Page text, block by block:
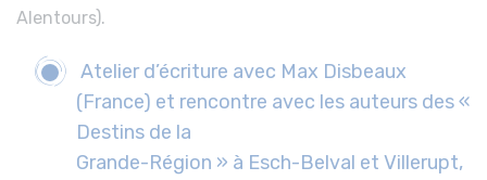
Alentours).
Atelier d’écriture avec Max Disbeaux
(France) et rencontre avec les auteurs des «
Destins de la
Grande-Région » à Esch-Belval et Villerupt,